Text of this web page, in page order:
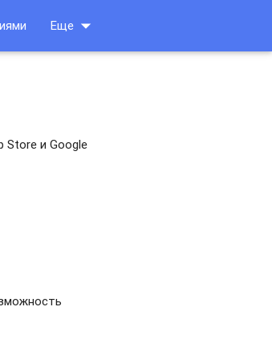
Еще arrow_drop_down
Store и Google